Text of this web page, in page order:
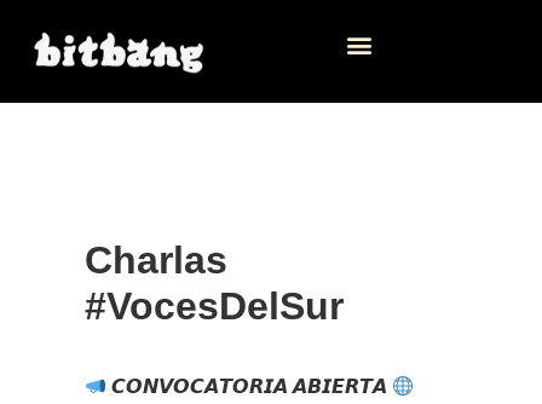
Charlas
#VocesDelSur
𝘾𝙊𝙉𝙑𝙊𝘾𝘼𝙏𝙊𝙍𝙄𝘼 𝘼𝘽𝙄𝙀𝙍𝙏𝘼